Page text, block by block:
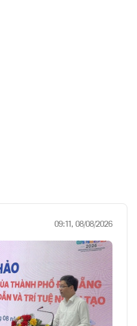
09:11, 08/08/2026